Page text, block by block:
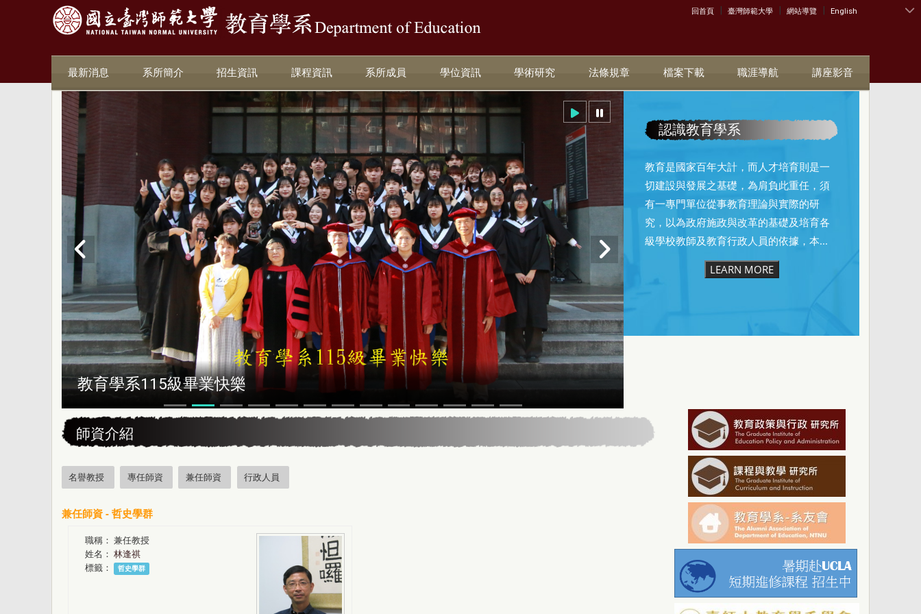
:::
回首頁 | 臺灣師範大學 | 網站導覽 | English
最新消息 系所簡介 招生資訊 課程資訊 系所成員 學位資訊 學術研究 法條規章 檔案下載 職涯導航 講座影音
教育學系115級畢業快樂
認識教育學系
教育是國家百年大計，而人才培育則是一
切建設與發展之基礎，為肩負此重任，須
有一專門單位從事教育理論與實際的研
究，以為政府施政與改革的基礎及培育各
級學校教師及教育行政人員的依據，本...
LEARN MORE
師資介紹
名譽教授 專任師資 兼任師資 行政人員
兼任師資 - 哲史學群
職稱： 兼任教授
姓名： 林逢祺
標籤：
哲史學群